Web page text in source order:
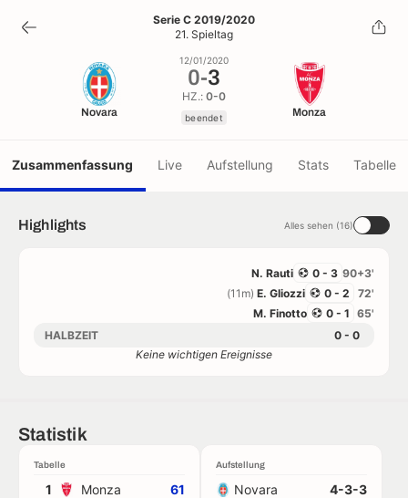
0-3
beendet
Serie C 2019/2020
21. Spieltag
Novara
12/01/2020
0-3
HZ.: 0-0
beendet Monza
Zusammenfassung Live Aufstellung Stats Tabelle
Highlights Alles sehen (16)
90+3'
0 - 3
N. Rauti
72'
0 - 2
(11m) E. Gliozzi
65'
0 - 1
M. Finotto
HALBZEIT
0 - 0
Keine wichtigen Ereignisse
Statistik
Tabelle
1 Monza
61
Aufstellung
Novara
4-3-3